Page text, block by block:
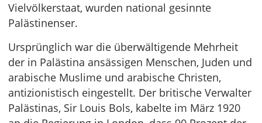
Vielvölkerstaat, wurden national gesinnte
Palästinenser.
Ursprünglich war die überwältigende Mehrheit
der in Palästina ansässigen Menschen, Juden und
arabische Muslime und arabische Christen,
antizionistisch eingestellt. Der britische Verwalter
Palästinas, Sir Louis Bols, kabelte im März 1920